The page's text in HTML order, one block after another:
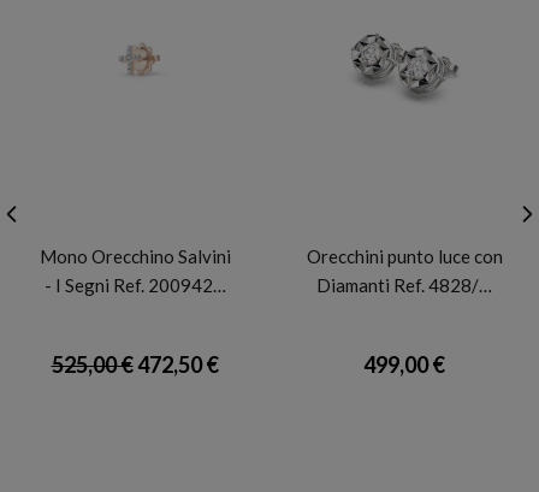
Mono Orecchino Salvini
- I Segni Ref. 200942…
525,00 €472,50 €
Orecchini punto luce con
Diamanti Ref. 4828/…
499,00 €